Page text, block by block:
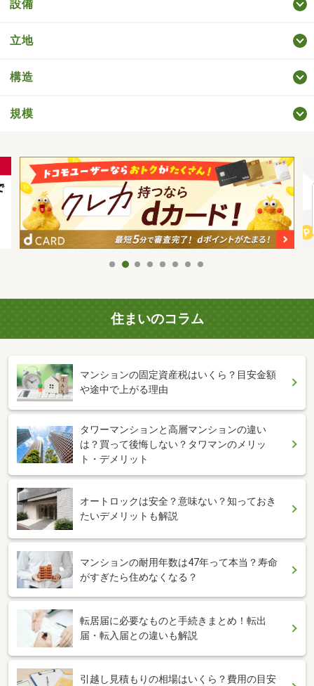
設備
立地
構造
規模
住まいのコラム
マンションの固定資産税はいくら？目安金額
や途中で上がる理由
タワーマンションと高層マンションの違い
は？買って後悔しない？タワマンのメリッ
ト・デメリット
オートロックは安全？意味ない？知っておき
たいデメリットも解説
マンションの耐用年数は47年って本当？寿命
がすぎたら住めなくなる？
転居届に必要なものと手続きまとめ！転出
届・転入届との違いも解説
引越し見積もりの相場はいくら？費用の目安